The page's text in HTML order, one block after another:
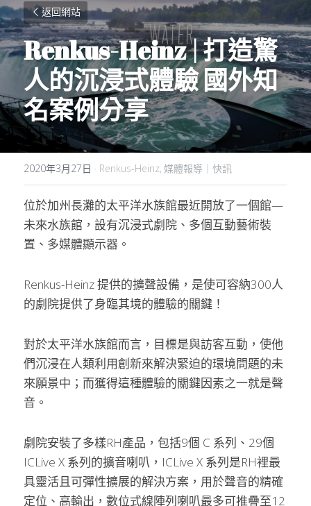
返回網站
Renkus-Heinz | 打造驚
人的沉浸式體驗 國外知
名案例分享
2020年3月27日 · Renkus-Heinz, 媒體報導｜快訊
位於加州長灘的太平洋水族館最近開放了一個館—
未來水族館，設有沉浸式劇院、多個互動藝術裝
置、多媒體顯示器。
Renkus-Heinz 提供的擴聲設備，是使可容納300人
的劇院提供了身臨其境的體驗的關鍵！
對於太平洋水族館而言，目標是與訪客互動，使他
們沉浸在人類利用創新來解決緊迫的環境問題的未
來願景中；而獲得這種體驗的關鍵因素之一就是聲
音。
劇院安裝了多樣RH產品，包括9個 C 系列、29個
ICLive X 系列的擴音喇叭，ICLive X 系列是RH裡最
具靈活且可彈性擴展的解決方案，用於聲音的精確
定位、高輸出，數位式線陣列喇叭最多可推疊至12